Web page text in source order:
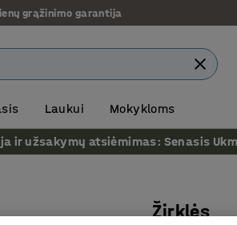
grąžinimo garantija
Laukui Mokykloms
ir užsakymų atsiėmimas: Senasis
Žirklės